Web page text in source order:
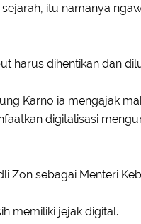
itu namanya
harus dihentikan dan
Karno ia mengajak
digitalisasi
Zon sebagai Menteri
memiliki jejak digital.